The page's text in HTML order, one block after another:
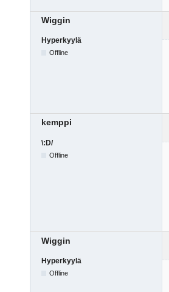
Wiggin
Hyperkyylä
Offline
kemppi
\:D/
Offline
Wiggin
Hyperkyylä
Offline